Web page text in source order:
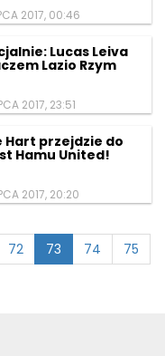
2017, 00:46
Lucas Leiva
Lazio Rzym
2017, 23:51
Hart przejdzie do
Hamu United!
2017, 20:20
72 73 74
75